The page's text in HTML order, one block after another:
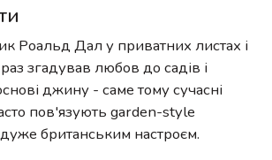
Роальд Дал у приватних листах і
згадував любов до садів і
джину - саме тому сучасні
пов'язують garden-style
дуже британським настроєм.